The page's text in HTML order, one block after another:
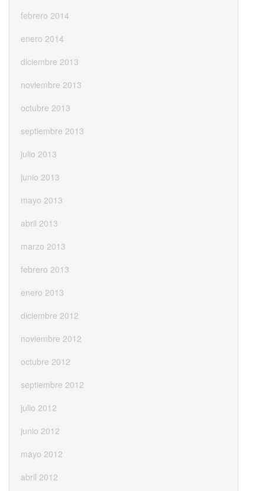
febrero 2014
enero 2014
diciembre 2013
noviembre 2013
octubre 2013
septiembre 2013
julio 2013
junio 2013
mayo 2013
abril 2013
marzo 2013
febrero 2013
enero 2013
diciembre 2012
noviembre 2012
octubre 2012
septiembre 2012
julio 2012
junio 2012
mayo 2012
abril 2012